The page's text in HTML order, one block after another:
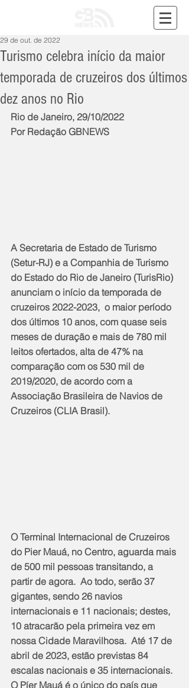
Turismo celebra início da maior
temporada de cruzeiros dos últimos
dez anos no Rio
29 de out. de 2022
Rio de Janeiro, 29/10/2022
Por Redação GBNEWS
A Secretaria de Estado de Turismo
(Setur-RJ) e a Companhia de Turismo
do Estado do Rio de Janeiro (TurisRio)
anunciam o início da temporada de
cruzeiros 2022-2023,  o maior período
dos últimos 10 anos, com quase seis
meses de duração e mais de 780 mil
leitos ofertados, alta de 47% na
comparação com os 530 mil de
2019/2020, de acordo com a
Associação Brasileira de Navios de
Cruzeiros (CLIA Brasil).
O Terminal Internacional de Cruzeiros
do Pier Mauá, no Centro, aguarda mais
de 500 mil pessoas transitando, a
partir de agora.  Ao todo, serão 37
gigantes, sendo 26 navios
internacionais e 11 nacionais; destes,
10 atracarão pela primeira vez em
nossa Cidade Maravilhosa.  Até 17 de
abril de 2023, estão previstas 84
escalas nacionais e 35 internacionais.
O Píer Mauá é o único do país que